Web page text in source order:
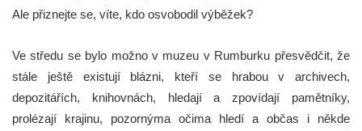
Ale přiznejte se, víte, kdo osvobodil výběžek?
Ve středu se bylo možno v muzeu v Rumburku přesvědčit, že
stále ještě existují blázni, kteří se hrabou v archivech,
depozitářích, knihovnách, hledají a zpovídají pamětníky,
prolézají krajinu, pozornýma očima hledí a občas i někde